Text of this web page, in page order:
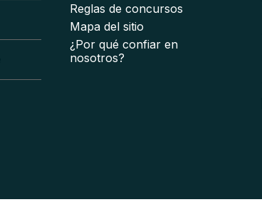
Reglas de concursos
Mapa del sitio
¿Por qué confiar en
nosotros?